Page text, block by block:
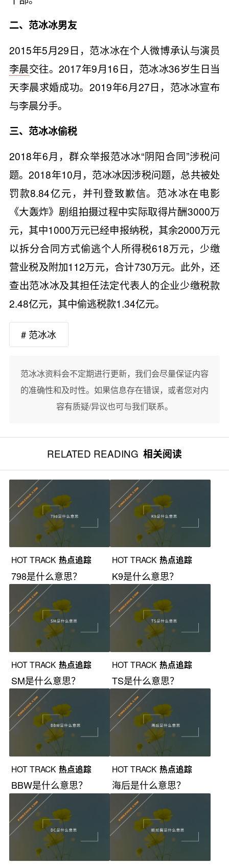
二、范冰冰男友
2015年5月29日，范冰冰在个人微博承认与演员
李晨交往。2017年9月16日，范冰冰36岁生日当
天李晨求婚成功。2019年6月27日，范冰冰宣布
与李晨分手。
三、范冰冰偷税
2018年6月，群众举报范冰冰“阴阳合同”涉税问
题。2018年10月，范冰冰因涉税问题，总共被处
罚款8.84亿元，并刊登致歉信。范冰冰在电影
《大轰炸》剧组拍摄过程中实际取得片酬3000万
元，其中1000万元已经申报纳税，其余2000万元
以拆分合同方式偷逃个人所得税618万元，少缴
营业税及附加112万元，合计730万元。此外，还
查出范冰冰及其担任法定代表人的企业少缴税款
2.48亿元，其中偷逃税款1.34亿元。
# 范冰冰
范冰冰资料会不定期进行更新，我们会尽量保证内容
的准确性和及时性。如果信息存在错误，或者您对内
容有质疑/异议也可与我们联系。
RELATED READING 相关阅读
HOT TRACK 热点追踪
798是什么意思？
HOT TRACK 热点追踪
K9是什么意思？
HOT TRACK 热点追踪
SM是什么意思？
HOT TRACK 热点追踪
TS是什么意思？
HOT TRACK 热点追踪
BBW是什么意思？
HOT TRACK 热点追踪
海后是什么意思？